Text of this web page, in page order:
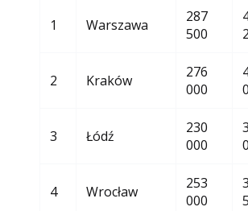
1 Warszawa
287
500
2 Kraków
276
000
3 Łódź
230
000
4 Wrocław
253
000